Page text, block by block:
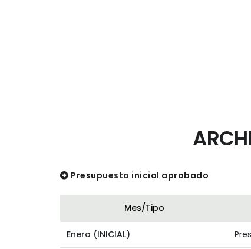
Presupuesto inicial aprobado
Mes/Tipo
Enero (INICIAL)